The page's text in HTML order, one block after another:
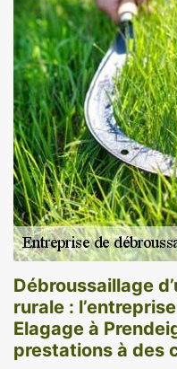
Débroussaillage
rurale :
Elagage à
prestations à des